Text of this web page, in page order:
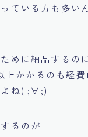
ている方も多い
めに納品するのに
上かかるのも経
よね( ;∀;)
るのが